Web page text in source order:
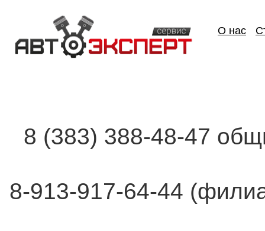
О нас
8 (383) 388-48-47
8-913-917-64-44